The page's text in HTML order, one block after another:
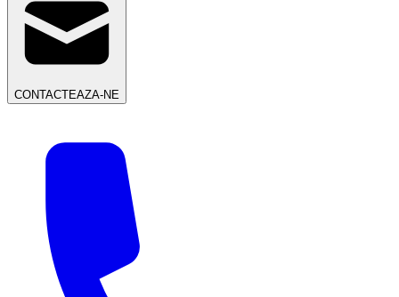
CONTACTEAZA-NE